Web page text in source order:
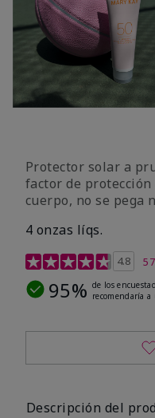
Protector solar a
factor de
cuerpo, no se pega
4 onzas líqs.
Calificación de 4.8
95% de los
recomendaría
Descripción del